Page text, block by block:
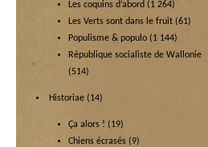
Les coquins d’abord (1 264)
Les Verts sont dans le fruit (61)
Populisme & populo (1 144)
République socialiste de Wallonie
(514)
Historiae (14)
Ça alors ! (19)
Chiens écrasés (9)